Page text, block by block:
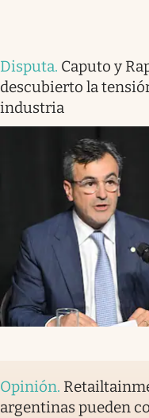
Disputa. Caputo y
descubierto la
industria
Opinión.
argentinas pueden